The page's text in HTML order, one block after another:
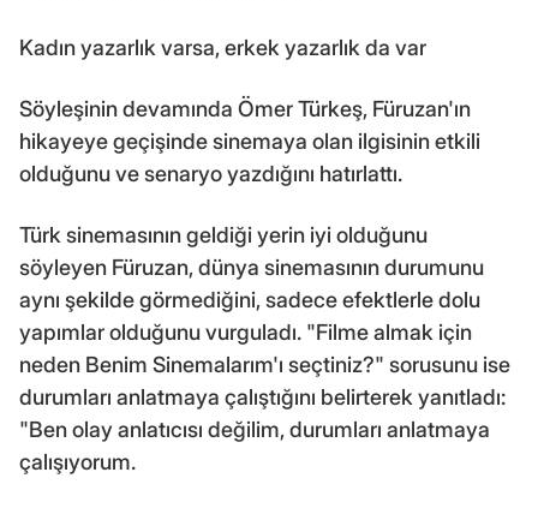
Kadın yazarlık varsa, erkek yazarlık da var
Söyleşinin devamında Ömer Türkeş, Füruzan'ın
hikayeye geçişinde sinemaya olan ilgisinin etkili
olduğunu ve senaryo yazdığını hatırlattı.
Türk sinemasının geldiği yerin iyi olduğunu
söyleyen Füruzan, dünya sinemasının durumunu
aynı şekilde görmediğini, sadece efektlerle dolu
yapımlar olduğunu vurguladı. "Filme almak için
neden Benim Sinemalarım'ı seçtiniz?" sorusunu ise
durumları anlatmaya çalıştığını belirterek yanıtladı:
"Ben olay anlatıcısı değilim, durumları anlatmaya
çalışıyorum.